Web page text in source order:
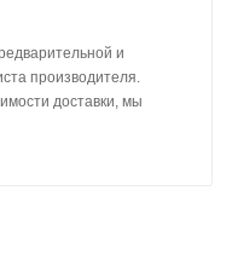
и
производителя.
доставки, мы